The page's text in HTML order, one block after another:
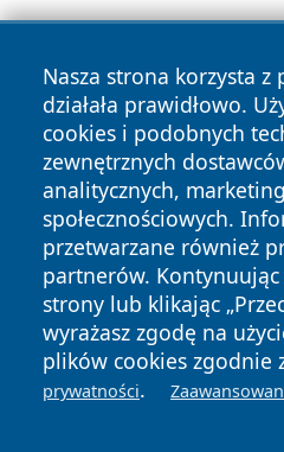
Nasza strona korzysta
działała prawidłowo.
cookies i podobnych
zewnętrznych
analitycznych,
społecznościowych.
przetwarzane również
partnerów. Kontynuując
strony lub klikając
wyrażasz zgodę na
plików cookies zgodnie
prywatności.
Copyright © 2026
zastrzeżone.
News Autorzy
Polityka